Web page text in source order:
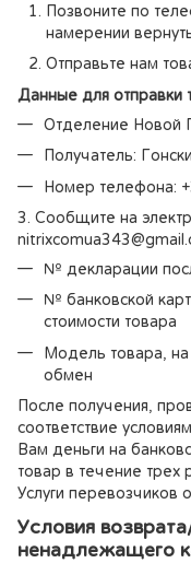
Позвоните по
намерении
Отправьте нам
Данные для отправки
Отделение Новой
Получатель:
Номер телефона:
3. Сообщите на
№ декларации
№ банковской
стоимости товара
Модель товара,
обмен
После получения,
соответствие
Вам деньги на
товар в течение трех
Услуги перевозчиков
Условия
ненадлежащего